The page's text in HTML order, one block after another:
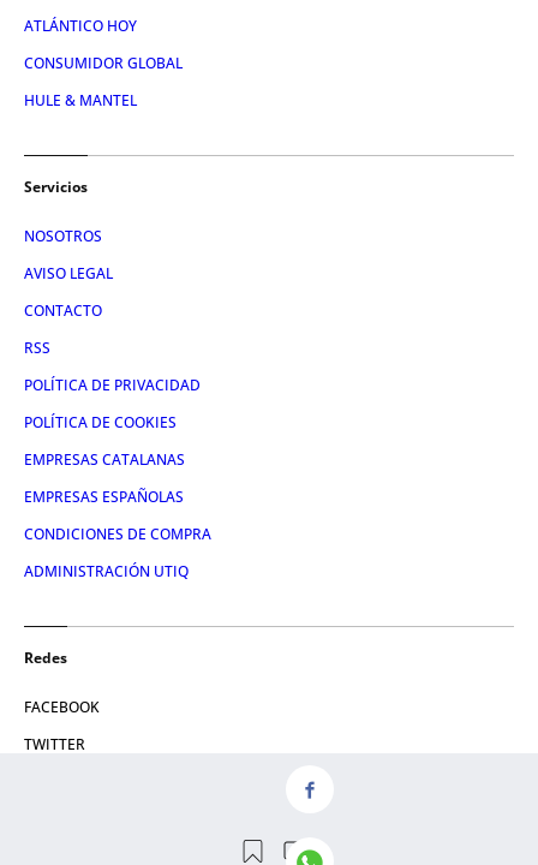
ATLÁNTICO HOY
CONSUMIDOR GLOBAL
HULE & MANTEL
Servicios
NOSOTROS
AVISO LEGAL
CONTACTO
RSS
POLÍTICA DE PRIVACIDAD
POLÍTICA DE COOKIES
EMPRESAS CATALANAS
EMPRESAS ESPAÑOLAS
CONDICIONES DE COMPRA
ADMINISTRACIÓN UTIQ
Redes
FACEBOOK
TWITTER